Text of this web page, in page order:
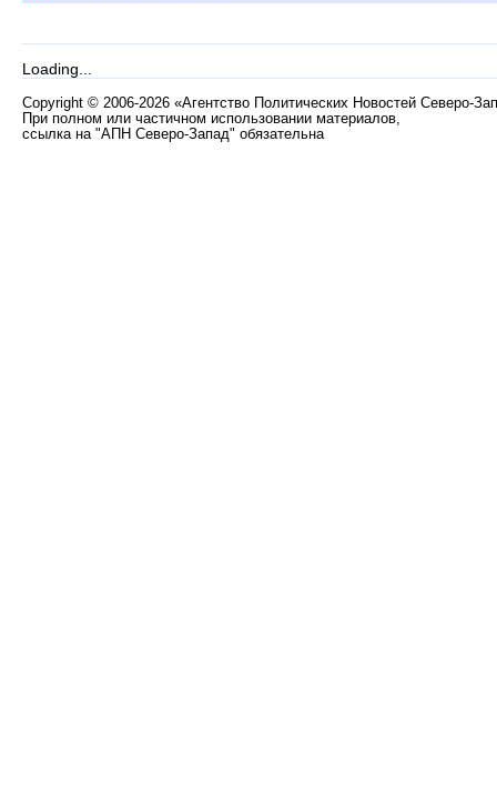
Loading...
Copyright © 2006-2026 «Агентство Политических Новостей Северо-
При полном или частичном использовании материалов,
ссылка на "АПН Северо-Запад" обязательна